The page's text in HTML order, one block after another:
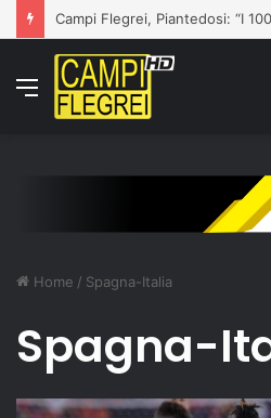
Menu
Home / Spagna-Italia
Spagna-